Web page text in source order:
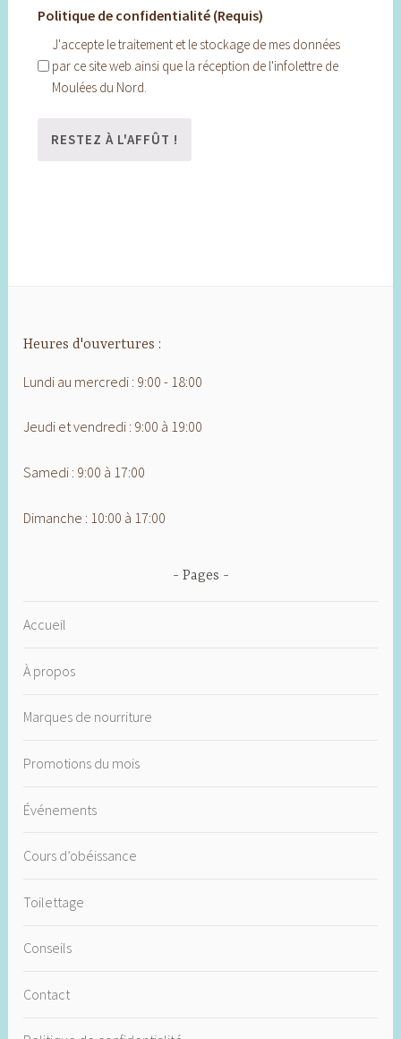
Politique de confidentialité (Requis)
J'accepte le traitement et le stockage de mes données
par ce site web ainsi que la réception de l'infolettre de
Moulées du Nord.
Heures d'ouvertures :
Lundi au mercredi : 9:00 - 18:00
Jeudi et vendredi : 9:00 à 19:00
Samedi : 9:00 à 17:00
Dimanche : 10:00 à 17:00
Pages
Accueil
À propos
Marques de nourriture
Promotions du mois
Événements
Cours d’obéissance
Toilettage
Conseils
Contact